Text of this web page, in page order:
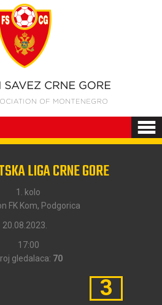
LIGA CRNE GORE
1. kolo
FK Kom, Podgorica
20.08.2023.
17:00
gledalaca: 70
3